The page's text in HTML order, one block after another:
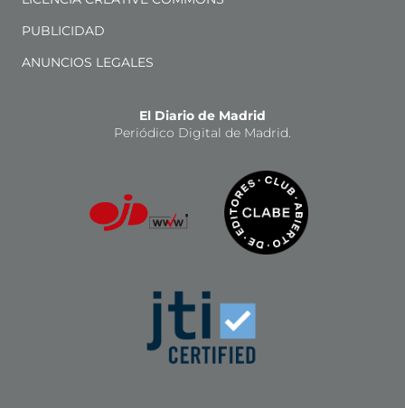
PUBLICIDAD
ANUNCIOS LEGALES
El Diario de Madrid
Periódico Digital de Madrid.